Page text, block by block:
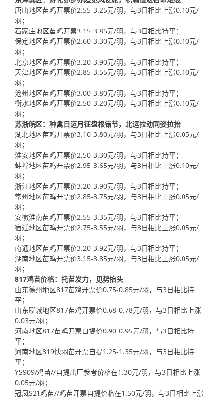
唐山地区苗鸡开票价2.55-3.25元/羽，与3日相比上涨0.10元/
羽；
石家庄地区苗鸡开票3.15-3.85元/羽，与3日相比持平；
保定地区苗鸡开票价2.60-3.30元/羽，与3日相比上涨0.10元/
羽；
北京地区苗鸡开票价3.20-3.90元/羽，与3日相比持平；
天津地区苗鸡开票价2.85-3.55元/羽，与3日相比上涨0.10元/
羽；
沧州地区苗鸡开票价3.00-3.80元/羽，与3日相比持平；
衡水地区苗鸡开票价2.50-3.20元/羽，与3日相比上涨0.10元/
羽；
苏浙皖区：种禽日迈月征盘根错节，北运拉动同姿拉抬
湖北地区苗鸡开票价3.10-3.80元/羽，与3日相比上涨0.05元/
羽；
淮安地区苗鸡开票价2.50-3.30元/羽，与3日相比持平；
蚌埠地区苗鸡开票价2.95-3.65元/羽，与3日相比上涨0.10元/
羽；
浙江地区苗鸡开票价3.20-3.90元/羽，与3日相比持平；
常州地区苗鸡开票价2.85-3.75元/羽，与3日相比上涨0.05元/
羽；
安徽淮南苗鸡开票价2.55-3.35元/羽，与3日相比持平；
宿迁地区苗鸡开票价2.75-3.55元/羽，与3日相比上涨0.05元/
羽；
南通地区苗鸡开票价3.20-3.92元/羽，与3日相比持平；
湖南地区苗鸡开票价3.15-3.85元/羽，与3日相比上涨0.05元/
羽；
817鸡苗价格：托苗发力，见势抬头
山东德州地区817苗鸡开票价0.75-0.85元/羽，与3日相比持
平；
山东聊城地区817苗鸡开票价0.68-0.78元/羽，与3日相比上涨
0.03元/羽；
河南地区817苗鸡开票自提价0.90-0.95元/羽，与3日相比持
平；
河南地区819快羽苗开票自提1.25-1.35元/羽，与3日相比持
平；
YS909/鸡苗//自提出厂参考价格在1.30元/羽，与3日相比上涨
0.05元/羽；
冠凤S21鸡苗//鸡苗开票自提价格在1.50元/羽，与3日相比上涨